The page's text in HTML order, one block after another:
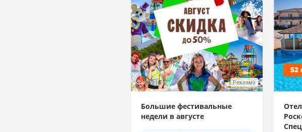
Реклама
Большие фестивальные
недели в августе